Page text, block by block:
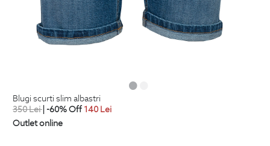
blugi scurti slim albastri
350Lei| -60% Off 140 Lei
Outlet online